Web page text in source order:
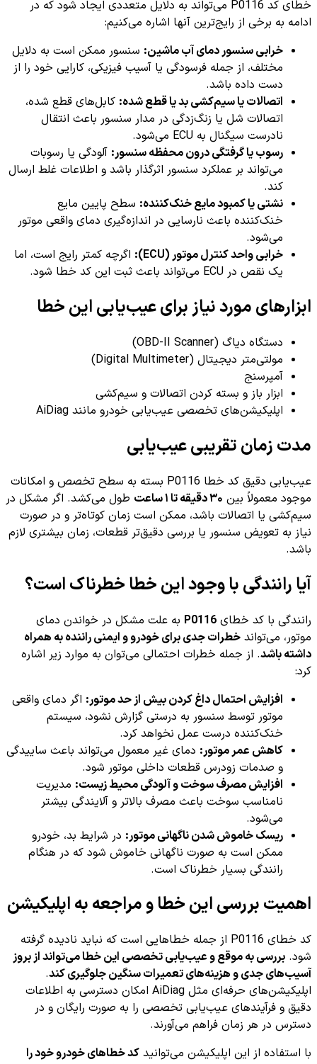
خطای کد P0116 می‌تواند به دلایل متعددی ایجاد شود که در
ادامه به برخی از رایج‌ترین آنها اشاره می‌کنیم:
خرابی سنسور دمای آب ماشین: سنسور ممکن است به دلایل
مختلف، از جمله فرسودگی یا آسیب فیزیکی، کارایی خود را از
دست داده باشد.
اتصالات یا سیم‌کشی بد یا قطع شده: کابل‌های قطع شده،
اتصالات شل یا زنگ‌زدگی در مدار سنسور باعث انتقال
نادرست سیگنال به ECU می‌شود.
رسوب یا گرفتگی درون محفظه سنسور: آلودگی یا رسوبات
می‌تواند بر عملکرد سنسور اثرگذار باشد و اطلاعات غلط ارسال
کند.
نشتی یا کمبود مایع خنک‌کننده: سطح پایین مایع
خنک‌کننده باعث نارسایی در اندازه‌گیری دمای واقعی موتور
می‌شود.
خرابی واحد کنترل موتور (ECU):
اگرچه کمتر رایج است، اما
یک نقص در ECU می‌تواند باعث ثبت این کد خطا شود.
ابزارهای مورد نیاز برای عیب‌یابی این خطا
دستگاه دیاگ (OBD-II Scanner)
مولتی‌متر دیجیتال (Digital Multimeter)
آمپرسنج
ابزار باز و بسته کردن اتصالات و سیم‌کشی
اپلیکیشن‌های تخصصی عیب‌یابی خودرو مانند AiDiag
مدت زمان تقریبی عیب‌یابی
عیب‌یابی دقیق کد خطا P0116 بسته به سطح تخصص و امکانات
موجود معمولاً بین ۳۰ دقیقه تا ۱ ساعت
طول می‌کشد. اگر مشکل در
سیم‌کشی یا اتصالات باشد، ممکن است زمان کوتاه‌تر و در صورت
نیاز به تعویض سنسور یا بررسی دقیق‌تر قطعات، زمان بیشتری لازم
باشد.
آیا رانندگی با وجود این خطا خطرناک است؟
رانندگی با کد خطای P0116 به علت مشکل در خواندن دمای
موتور، می‌تواند خطرات جدی برای خودرو و ایمنی راننده به همراه
داشته باشد. از جمله خطرات احتمالی می‌توان به موارد زیر اشاره
کرد:
افزایش احتمال داغ کردن بیش از حد موتور: اگر دمای واقعی
موتور توسط سنسور به درستی گزارش نشود، سیستم
خنک‌کننده درست عمل نخواهد کرد.
کاهش عمر موتور: دمای غیر معمول می‌تواند باعث ساییدگی
و صدمات زودرس قطعات داخلی موتور شود.
افزایش مصرف سوخت و آلودگی محیط زیست: مدیریت
نامناسب سوخت باعث مصرف بالاتر و آلایندگی بیشتر
می‌شود.
ریسک خاموش شدن ناگهانی موتور: در شرایط بد، خودرو
ممکن است به صورت ناگهانی خاموش شود که در هنگام
رانندگی بسیار خطرناک است.
اهمیت بررسی این خطا و مراجعه به اپلیکیشن
کد خطای P0116 از جمله خطاهایی است که نباید نادیده گرفته
شود. بررسی به موقع و عیب‌یابی تخصصی این خطا می‌تواند از بروز
آسیب‌های جدی و هزینه‌های تعمیرات سنگین جلوگیری کند.
اپلیکیشن‌های حرفه‌ای مثل AiDiag امکان دسترسی به اطلاعات
دقیق و فرآیندهای عیب‌یابی تخصصی را به صورت رایگان و در
دسترس در هر زمان فراهم می‌آورند.
با استفاده از این اپلیکیشن می‌توانید کد خطاهای خودرو خود را